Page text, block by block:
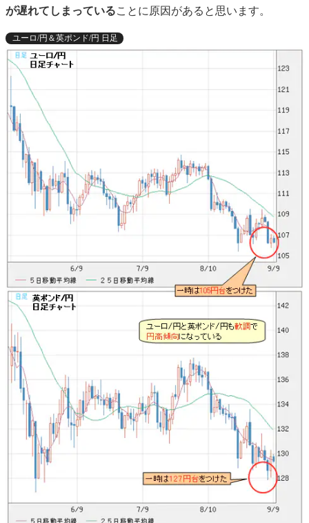
が遅れてしまっていることに原因があると思います。
ユーロ/円＆英ポンド/円 日足